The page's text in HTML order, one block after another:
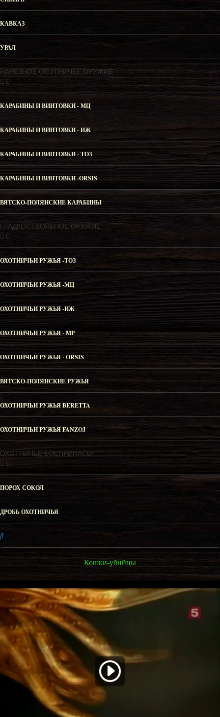
КАВКАЗ
УРАЛ
НАРЕЗНОЕ ОХОТНИЧЬЕ ОРУЖИЕ
КАРАБИНЫ И ВИНТОВКИ - МЦ
КАРАБИНЫ И ВИНТОВКИ - ИЖ
КАРАБИНЫ И ВИНТОВКИ - ТОЗ
КАРАБИНЫ И ВИНТОВКИ -ORSIS
ВЯТСКО-ПОЛЯНСКИЕ КАРАБИНЫ
ГЛАДКОСТВОЛЬНОЕ ОРУЖИЕ
ОХОТНИЧЬИ РУЖЬЯ -ТОЗ
ОХОТНИЧЬИ РУЖЬЯ -МЦ
ОХОТНИЧЬИ РУЖЬЯ -ИЖ
ОХОТНИЧЬИ РУЖЬЯ - МР
ОХОТНИЧЬИ РУЖЬЯ - ORSIS
ВЯТСКО-ПОЛЯНСКИЕ РУЖЬЯ
ОХОТНИЧЬИ РУЖЬЯ BERETTA
ОХОТНИЧЬИ РУЖЬЯ FANZOJ
ОХОТНИЧЬЕ БОЕПРИПАСЫ
ПОРОХ СОКОЛ
ДРОБЬ ОХОТНИЧЬЯ
Кошки-убийцы